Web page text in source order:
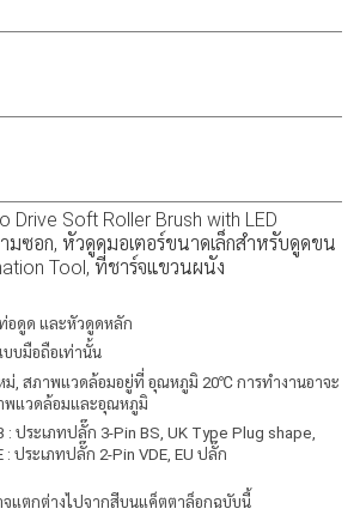
Drive Soft Roller Brush with LED
มซอก, หัวดูดมอเตอร์ขนาดเล็กสำหรับดูดขน
Tool, ที่ชาร์จแขวนผนัง
อดูด และหัวดูดหลัก
บบมือถือเท่านั้น
หม่, สภาพแวดล้อมอยู่ที่ อุณหภูมิ 20℃ การทำงานอาจะ
พแวดล้อมและอุณหภูมิ
: ประเภทปลั๊ก 3-Pin BS, UK Type Plug shape,
: ประเภทปลั๊ก 2-Pin VDE, EU ปลั๊ก
แตกต่างไปจากสีบนแค็ตตาล็อกฉบับนี้